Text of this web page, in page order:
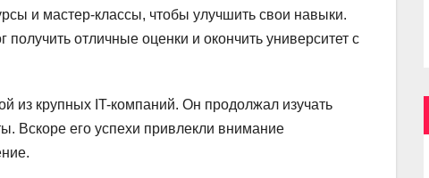
и мастер-классы, чтобы улучшить свои навыки.
отличные оценки и окончить университет с
из крупных IT-компаний. Он продолжал изучать
Вскоре его успехи привлекли внимание